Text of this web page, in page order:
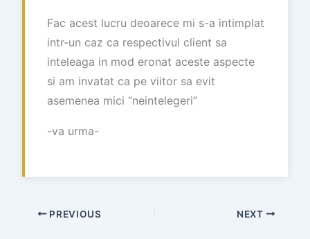
Fac acest lucru deoarece mi s-a intimplat
intr-un caz ca respectivul client sa
inteleaga in mod eronat aceste aspecte
si am invatat ca pe viitor sa evit
asemenea mici “neintelegeri”
-va urma-
PREVIOUS NEXT